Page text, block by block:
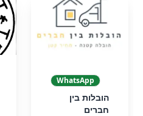
WhatsApp
הובלות בין
חברים